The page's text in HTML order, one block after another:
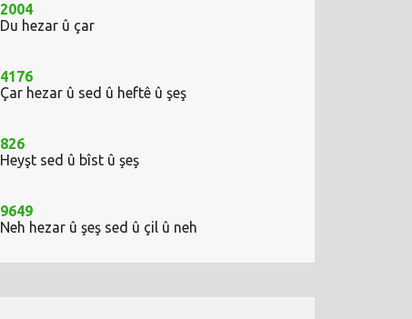
2004
Du hezar û çar
4176
Çar hezar û sed û heftê û şeş
826
Heyşt sed û bîst û şeş
9649
Neh hezar û şeş sed û çil û neh